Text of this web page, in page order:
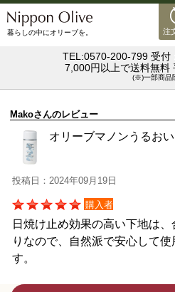
注
暮らしの中にオリーブを。
TEL:0570-200-799 受付
7,000円以上で送料無料
(※)一部商品
Makoさんのレビュー
オリーブマノンうるお
投稿日：2024年09月19日
購入者
日焼け止め効果の高い下地は
りなので、自然派で安心して
す。